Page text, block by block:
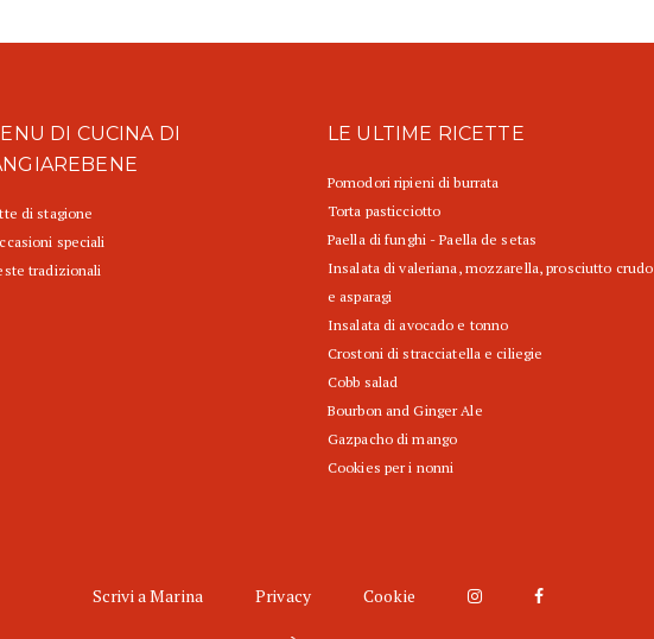
DI CUCINA DI
di stagione
speciali
tradizionali
LE ULTIME RICETTE
Pomodori ripieni di burrata
Torta pasticciotto
Paella di funghi - Paella de setas
Insalata di valeriana, mozzarella, prosciutto crudo
e asparagi
Insalata di avocado e tonno
Crostoni di stracciatella e ciliegie
Cobb salad
Bourbon and Ginger Ale
Gazpacho di mango
Cookies per i nonni
Scrivi a Marina Privacy Cookie